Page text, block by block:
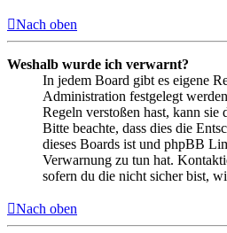
Nach oben
Weshalb wurde ich verwarnt?
In jedem Board gibt es eigene
Administration festgelegt
Regeln verstoßen hast, kann
Bitte beachte, dass dies die
dieses Boards ist und phpBB
Verwarnung zu tun hat.
sofern du die nicht sicher bist,
Nach oben